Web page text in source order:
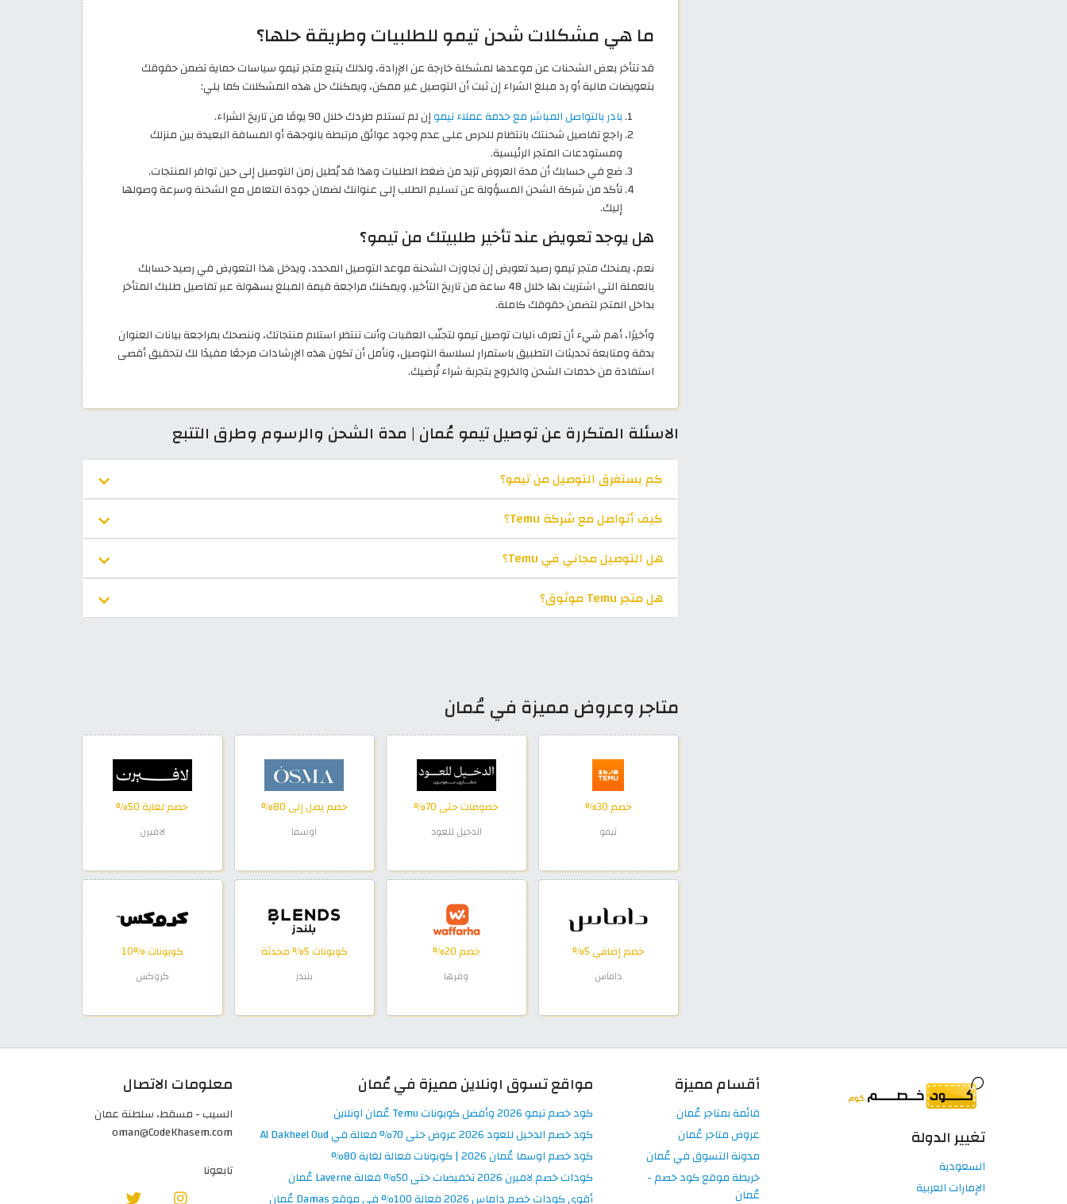
ما هي مشكلات شحن تيمو للطلبيات وطريقة حلها؟
قد تتأخر بعض الشحنات عن موعدها لمشكلة خارجة عن الإرادة، ولذلك يتبع متجر تيمو سياسات حماية تضمن حقوقك
بتعويضات مالية أو رد مبلغ الشراء إن ثبت أن التوصيل غير ممكن، ويمكنك حل هذه المشكلات كما يلي:
بادر بالتواصل المباشر مع خدمة عملاء تيموإن لم تستلم طردك خلال 90 يومًا من تاريخ الشراء.
راجع تفاصيل شحنتك بانتظام للحرص على عدم وجود عوائق مرتبطة بالوجهة أو المسافة البعيدة بين منزلك
ومستودعات المتجر الرئيسية.
ضع في حسابك أن مدة العروض تزيد من ضغط الطلبات وهذا قد يُطيل زمن التوصيل إلى حين توافر المنتجات.
تأكد من شركة الشحن المسؤولة عن تسليم الطلب إلى عنوانك لضمان جودة التعامل مع الشحنة وسرعة وصولها
إليك.
هل يوجد تعويض عند تأخير طلبيتك من تيمو؟
نعم، يمنحك متجر تيمو رصيد تعويض إن تجاوزت الشحنة موعد التوصيل المحدد، ويدخل هذا التعويض في رصيد حسابك
بالعملة التي اشتريت بها خلال 48 ساعة من تاريخ التأخير، ويمكنك مراجعة قيمة المبلغ بسهولة عبر تفاصيل طلبك المتأخر
بداخل المتجر لتضمن حقوقك كاملة.
وأخيرًا، أهم شيء أن تعرف آليات توصيل تيمو لتجنّب العقبات وأنت تنتظر استلام منتجاتك، وننصحك بمراجعة بيانات العنوان
بدقة ومتابعة تحديثات التطبيق باستمرار لسلاسة التوصيل، ونأمل أن تكون هذه الإرشادات مرجعًا مفيدًا لك لتحقيق أقصى
استفادة من خدمات الشحن والخروج بتجربة شراء تُرضيك.
الاسئلة المتكررة عن توصيل تيمو عُمان | مدة الشحن والرسوم وطرق التتبع
كم يستغرق التوصيل من تيمو؟
كيف أتواصل مع شركة Temu؟
هل التوصيل مجاني في Temu؟
هل متجر Temu موثوق؟
متاجر وعروض مميزة في عُمان
خصم 30%
تيمو
خصومات حتى 70%
الدخيل للعود
خصم يصل إلى 80%
اوسما
خصم لغاية 50%
لافيرن
خصم إضافي 5%
داماس
خصم 20%
وفرها
كوبونات 5% محدثة
بلندز
كوبونات %10
كروكس
تغيير الدولة
السعودية
الإمارات العربية
أقسام مميزة
قائمة بمتاجر عُمان
عروض متاجر عُمان
مدونة التسوق في عُمان
خريطة موقع كود خصم -
عُمان
مواقع تسوق اونلاين مميزة في عُمان
كود خصم تيمو 2026 وأفضل كوبونات Temu عُمان اونلاين
كود خصم الدخيل للعود 2026 عروض حتى 70% فعالة في Al Dakheel Oud
كود خصم اوسما عُمان 2026 | كوبونات فعالة لغاية 80%
كودات خصم لافيرن 2026 تخفيضات حتى 50% فعالة Laverne عُمان
أقوى كودات خصم داماس 2026 فعالة 100% في موقع Damas عُمان
معلومات الاتصال
السيب - مسقط، سلطنة عمان
oman@CodeKhasem.com
تابعونا